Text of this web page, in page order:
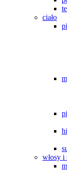
ciało
włosy i